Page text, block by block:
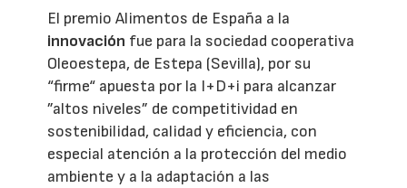
El premio Alimentos de España a la
innovación fue para la sociedad cooperativa
Oleoestepa, de Estepa (Sevilla), por su
“firme“ apuesta por la I+D+i para alcanzar
”altos niveles” de competitividad en
sostenibilidad, calidad y eficiencia, con
especial atención a la protección del medio
ambiente y a la adaptación a las